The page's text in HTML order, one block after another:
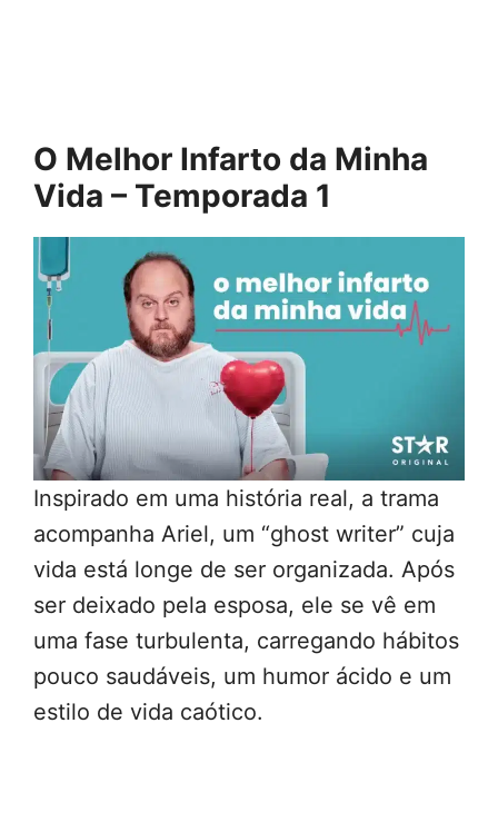
O Melhor Infarto da Minha
Vida – Temporada 1
Inspirado em uma história real, a trama
acompanha Ariel, um “ghost writer” cuja
vida está longe de ser organizada. Após
ser deixado pela esposa, ele se vê em
uma fase turbulenta, carregando hábitos
pouco saudáveis, um humor ácido e um
estilo de vida caótico.